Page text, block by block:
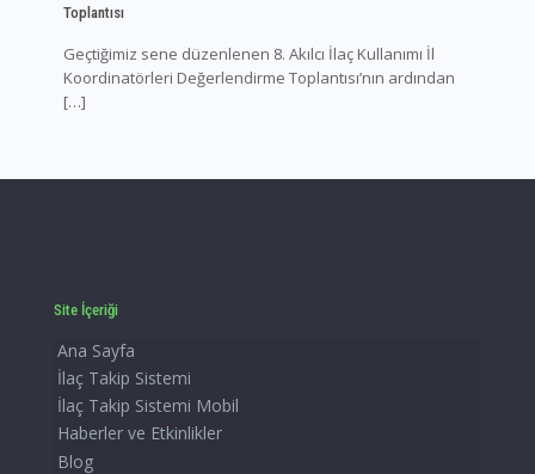
Toplantısı
Geçtiğimiz sene düzenlenen 8. Akılcı İlaç Kullanımı İl
Koordinatörleri Değerlendirme Toplantısı’nın ardından
[…]
Site İçeriği
Ana Sayfa
İlaç Takip Sistemi
İlaç Takip Sistemi Mobil
Haberler ve Etkinlikler
Blog